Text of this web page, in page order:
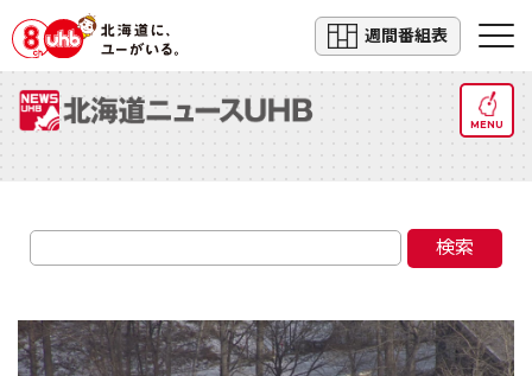
週間番組表
MENU
検索